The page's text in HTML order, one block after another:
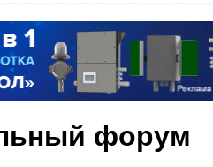
форум